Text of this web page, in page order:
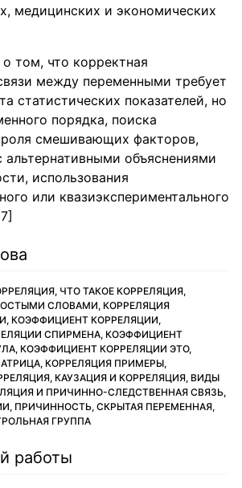
медицинских и экономических
том, что корректная
между переменными требует
статистических показателей, но
порядка, поиска
смешивающих факторов,
альтернативными объяснениями
использования
или квазиэкспериментального
ЧТО ТАКОЕ КОРРЕЛЯЦИЯ,
СЛОВАМИ, КОРРЕЛЯЦИЯ
КОЭФФИЦИЕНТ КОРРЕЛЯЦИИ,
СПИРМЕНА, КОЭФФИЦИЕНТ
КОЭФФИЦИЕНТ КОРРЕЛЯЦИИ ЭТО,
КОРРЕЛЯЦИЯ ПРИМЕРЫ,
КАУЗАЦИЯ И КОРРЕЛЯЦИЯ, ВИДЫ
И ПРИЧИННО-СЛЕДСТВЕННАЯ СВЯЗЬ,
ПРИЧИННОСТЬ, СКРЫТАЯ ПЕРЕМЕННАЯ,
ГРУППА
работы